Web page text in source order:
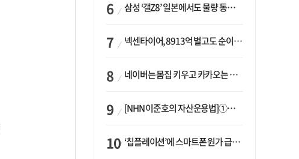
삼성 ‘갤Z8’ 일본에서도 물량 동났다…애플 참전 앞두고 선두 수성 ‘시험대’
넥센타이어, 8913억 벌고도 순이익 2억…유럽 세부담에 이익 증발
네이버는 몸집 키우고 카카오는 줄였다…‘역대급 실적’에 성장전략은 ‘극과 극’
[NHN 이준호의 자산운용법]①이니시오·JLC ‘부동산’-JLC파트너스 ‘투자’…“부동산 담보대출로 투자재원 확보”
‘칩플레이션’에 스마트폰 원가 급등…삼성전자, ‘엑시노스’ 채택 확대하나